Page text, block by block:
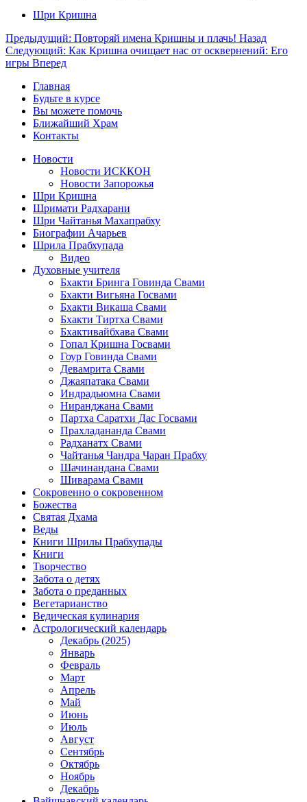
Шри Кришна
Предыдущий: Повторяй имена Кришны и плачь! Назад
Следующий: Как Кришна очищает нас от осквернений: Его
игры Вперед
Главная
Будьте в курсе
Вы можете помочь
Ближайший Храм
Контакты
Новости
Новости ИСККОН
Новости Запорожья
Шри Кришна
Шримати Радхарани
Шри Чайтанья Махапрабху
Биографии Ачарьев
Шрила Прабхупада
Видео
Духовные учителя
Бхакти Бринга Говинда Свами
Бхакти Вигьяна Госвами
Бхакти Викаша Свами
Бхакти Тиртха Свами
Бхактивайбхава Свами
Гопал Кришна Госвами
Гоур Говинда Свами
Девамрита Свами
Джаяпатака Свами
Индрадьюмна Свами
Ниранджана Свами
Партха Саратхи Дас Госвами
Прахладананда Свами
Радханатх Свами
Чайтанья Чандра Чаран Прабху
Шачинандана Свами
Шиварама Свами
Сокровенно о сокровенном
Божества
Святая Дхама
Веды
Книги Шрилы Прабхупады
Книги
Творчество
Забота о детях
Забота о преданных
Вегетарианство
Ведическая кулинария
Астрологический календарь
Декабрь (2025)
Январь
Февраль
Март
Апрель
Май
Июнь
Июль
Август
Сентябрь
Октябрь
Ноябрь
Декабрь